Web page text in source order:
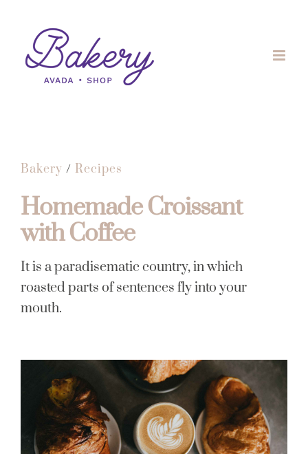
content
Bakery / Recipes
Homemade Croissant
with Coffee
It is a paradisematic country, in which
roasted parts of sentences fly into your
mouth.